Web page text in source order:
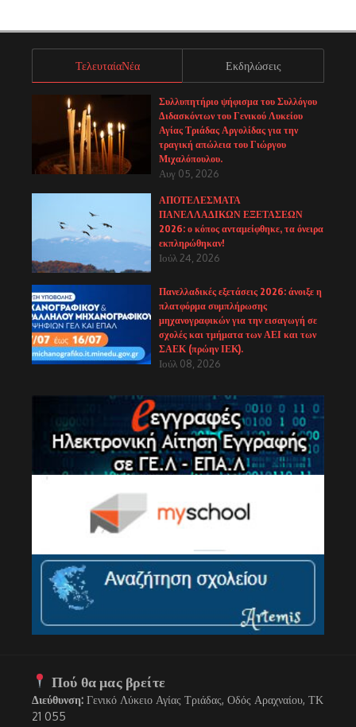
ΤελευταίαΝέα Εκδηλώσεις
Συλλυπητήριο ψήφισμα του Συλλόγου
Διδασκόντων του Γενικού Λυκείου
Αγίας Τριάδας Αργολίδας για την
τραγική απώλεια του Γιώργου
Μιχαλόπουλου.
Αυγ 05, 2026
ΑΠΟΤΕΛΕΣΜΑΤΑ
ΠΑΝΕΛΛΑΔΙΚΩΝ ΕΞΕΤΑΣΕΩΝ
2026: ο κόπος ανταμείφθηκε, τα όνειρα
εκπληρώθηκαν!
Ιούλ 24, 2026
Πανελλαδικές εξετάσεις 2026: άνοιξε η
πλατφόρμα συμπλήρωσης
μηχανογραφικών για την εισαγωγή σε
σχολές και τμήματα των ΑΕΙ και των
ΣΑΕΚ (πρώην ΙΕΚ).
Ιούλ 08, 2026
Πού θα μας βρείτε
Διεύθυνση: Γενικό Λύκειο Αγίας Τριάδας, Οδός Αραχναίου, ΤΚ
21 055